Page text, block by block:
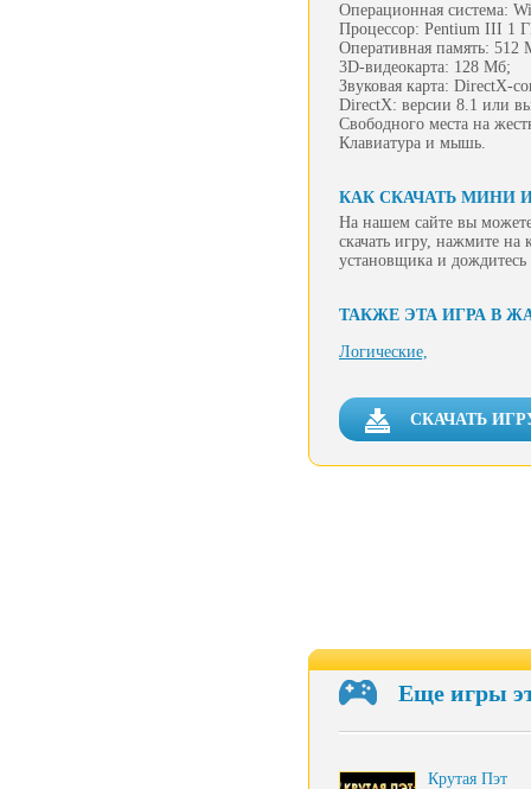
Операционная система:
Процессор: Pentium III 1
Оперативная память: 512
3D-видеокарта: 128 Мб;
Звуковая карта: DirectX-
DirectX: версии 8.1 или
Свободного места на
Клавиатура и мышь.
КАК СКАЧАТЬ МИНИ
На нашем сайте вы
скачать игру, нажмите на
установщика и
ТАКЖЕ ЭТА ИГРА В
Логические,
СКАЧАТЬ
Еще игры
Крутая Пэт